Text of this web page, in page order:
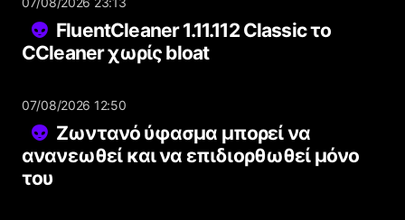
FluentCleaner 1.11.112 Classic το
CCleaner χωρίς bloat
07/08/2026 12:50
Ζωντανό ύφασμα μπορεί να
ανανεωθεί και να επιδιορθωθεί μόνο
του